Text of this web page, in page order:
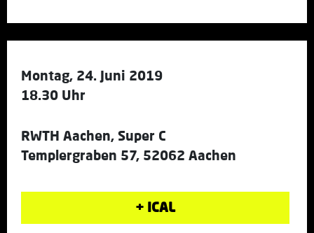
Montag, 24. Juni 2019
18.30 Uhr
RWTH Aachen, Super C
Templergraben 57, 52062 Aachen
+ ICAL